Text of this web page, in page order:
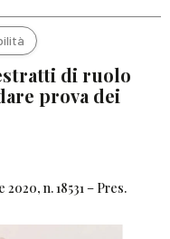
di ruolo
prova dei
n. 18531 – Pres.